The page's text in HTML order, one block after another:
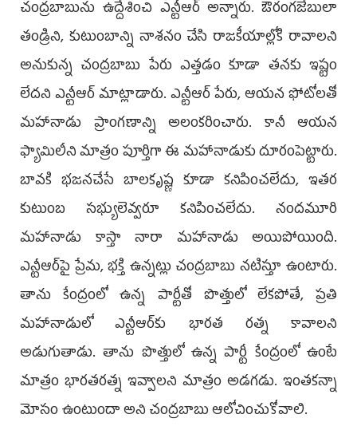
చంద్రబాబును ఉద్దేశించి ఎన్టీఆర్ అన్నారు. ఔరంగజేబులా
తండ్రిని, కుటుంబాన్ని నాశనం చేసి రాజకీయాల్లోకి రావాలని
అనుకున్న చంద్రబాబు పేరు ఎత్తడం కూడా తనకు ఇష్టం
లేదని ఎన్టీఆర్ మాట్లాడారు. ఎన్టీఆర్ పేరు, ఆయన ఫోటోలతో
మహానాడు ప్రాంగణాన్ని అలంకరించారు. కానీ ఆయన
ఫ్యామిలీని మాత్రం పూర్తిగా ఈ మహానాడుకు దూరంపెట్టారు.
బావకి భజనచేసే బాలకృష్ణ కూడా కనిపించలేదు, ఇతర
కుటుంబ సభ్యులెవ్వరూ కనిపించలేదు. నందమూరి
మహానాడు కాస్తా నారా మహానాడు అయిపోయింది.
ఎన్టీఆర్‌పై ప్రేమ, భక్తి ఉన్నట్లు చంద్రబాబు నటిస్తూ ఉంటారు.
తాను కేంద్రంలో ఉన్న పార్టీతో పొత్తులో లేకపోతే, ప్రతి
మహానాడులో ఎన్టీఆర్‌కు భారత రత్న కావాలని
అడుగుతాడు. తాను పొత్తులో ఉన్న పార్టీ కేంద్రంలో ఉంటే
మాత్రం భారతరత్న ఇవ్వాలని మాత్రం అడగడు. ఇంతకన్నా
మోసం ఉంటుందా అని చంద్రబాబు ఆలోచించుకోవాలి.